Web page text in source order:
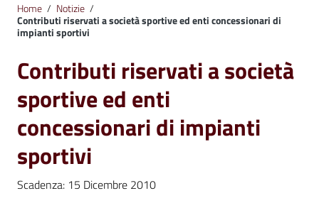
Home / Notizie /
Contributi riservati a società sportive ed enti concessionari di
impianti sportivi
Contributi riservati a società
sportive ed enti
concessionari di impianti
sportivi
Scadenza: 15 Dicembre 2010